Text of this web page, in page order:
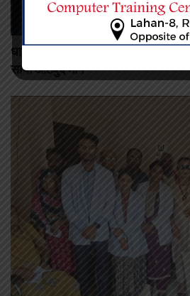
धार्मिक आस्थामाथि आक्रमण भएको आरोप,
सार्यो आठबुँदे माग